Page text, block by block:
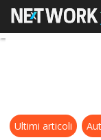
Ultimi articoli